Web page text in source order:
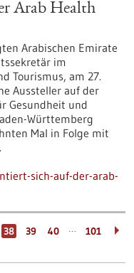
Arab Health
Arabischen Emirate
im
Tourismus, am 27.
Aussteller auf der
Gesundheit und
Württemberg
Mal in Folge mit
sich-auf-der-arab-
38 39 40 … 101